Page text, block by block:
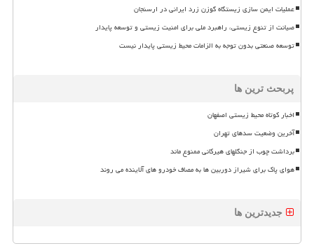
عملیات ایمن سازی زیستگاه گوزن زرد ایرانی در ارسنجان
صیانت از تنوع زیستی، راهبرد ملی برای امنیت زیستی و توسعه پایدار
توسعه صنعتی بدون توجه به الزامات محیط زیستی پایدار نیست
پربحث ترین ها
اخبار کوتاه محیط زیستی اصفهان
آخرین وضعیت سدهای تهران
برداشت چوب از جنگلهای هیرکانی ممنوع ماند
هوای پاک برای شیراز دوربین ها به مصاف خودرو های آلاینده می روند
جدیدترین ها